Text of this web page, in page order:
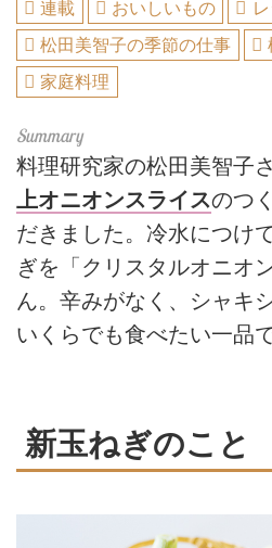
連載 おいしいもの
松田美智子の季節の仕事
家庭料理
料理研究家の松田美智子
上オニオンスライスのつ
だきました。冷水につけ
ぎを「クリスタルオニオ
ん。辛みがなく、シャキ
いくらでも食べたい一品で
新玉ねぎのこと